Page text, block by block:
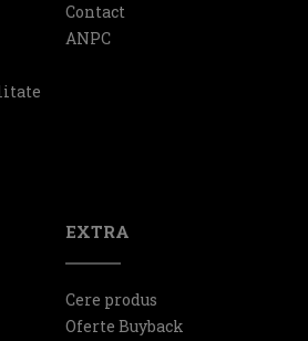
Contact
ANPC
EXTRA
Cere produs
Oferte Buyback